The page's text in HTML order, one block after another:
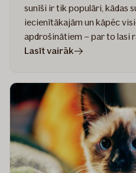
sunīši ir tik populāri, kādas
iecienītākajām un kāpēc
apdrošinātiem – par to lasi
Lasīt vairākrakstā
mopsis,
špics,
korgijs
vidējo
un